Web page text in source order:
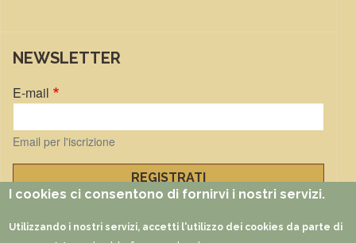
NEWSLETTER
E-mail
Email per l'iscrizione
Gestisci iscrizioni
I cookies ci consentono di fornirvi i nostri servizi.
Utilizzando i nostri servizi, accetti l'utilizzo dei cookies da parte di